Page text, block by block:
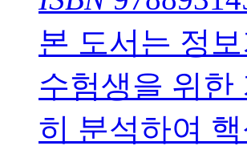
본 도서는 정
수험생을 위한
히 분석하여